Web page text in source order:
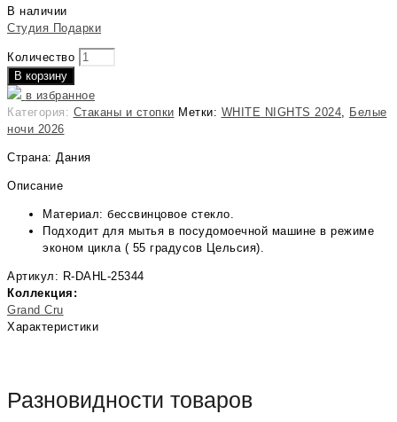
В наличии
Студия Подарки
Количество
В корзину
в избранное
Категория: Стаканы и стопки Метки: WHITE NIGHTS 2024, Белые
ночи 2026
Страна: Дания
Описание
Материал: бессвинцовое стекло.
Подходит для мытья в посудомоечной машине в режиме
эконом цикла ( 55 градусов Цельсия).
Артикул: R-DAHL-25344
Коллекция:
Grand Cru
Характеристики
Разновидности товаров